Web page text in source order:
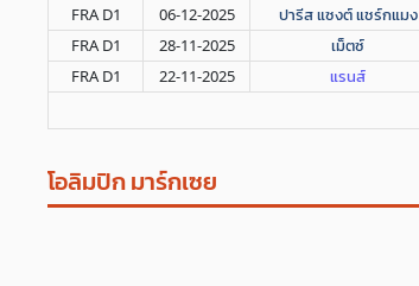
FRA D1 06-12-2025 ปารีส แซงต์ แชร์กแมง
FRA D1
28-11-2025 เม็ตซ์
FRA D1
22-11-2025 แรนส์
โอลิมปิก มาร์กเซย